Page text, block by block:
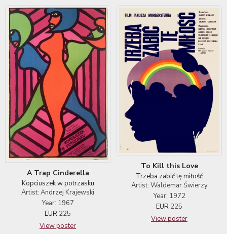
A Trap Cinderella
Kopciuszek w potrzasku
Artist: Andrzej Krajewski
Year: 1967
EUR 225
View poster
To Kill this Love
Trzeba zabić tę miłość
Artist: Waldemar Świerzy
Year: 1972
EUR 225
View poster